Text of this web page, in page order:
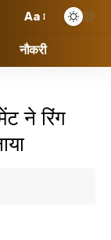
Aa
नौकरी
ने रिंग